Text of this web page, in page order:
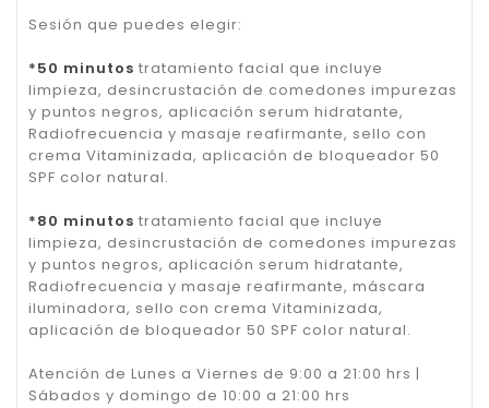
Sesión que puedes elegir:
*50 minutos tratamiento facial que incluye
limpieza, desincrustación de comedones impurezas
y puntos negros, aplicación serum hidratante,
Radiofrecuencia y masaje reafirmante, sello con
crema Vitaminizada, aplicación de bloqueador 50
SPF color natural.
*80 minutos tratamiento facial que incluye
limpieza, desincrustación de comedones impurezas
y puntos negros, aplicación serum hidratante,
Radiofrecuencia y masaje reafirmante, máscara
iluminadora, sello con crema Vitaminizada,
aplicación de bloqueador 50 SPF color natural.
Atención de Lunes a Viernes de 9:00 a 21:00 hrs |
Sábados y domingo de 10:00 a 21:00 hrs